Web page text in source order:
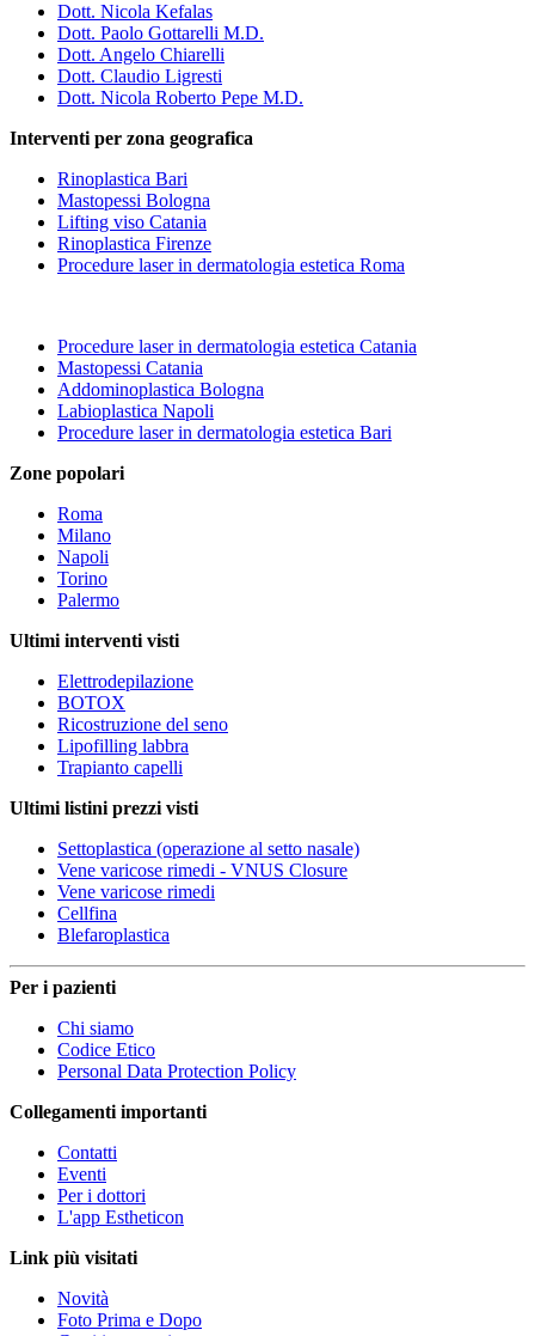
Dott. Nicola Kefalas
Dott. Paolo Gottarelli M.D.
Dott. Angelo Chiarelli
Dott. Claudio Ligresti
Dott. Nicola Roberto Pepe M.D.
Interventi per zona geografica
Rinoplastica Bari
Mastopessi Bologna
Lifting viso Catania
Rinoplastica Firenze
Procedure laser in dermatologia estetica Roma
Procedure laser in dermatologia estetica Catania
Mastopessi Catania
Addominoplastica Bologna
Labioplastica Napoli
Procedure laser in dermatologia estetica Bari
Zone popolari
Roma
Milano
Napoli
Torino
Palermo
Ultimi interventi visti
Elettrodepilazione
BOTOX
Ricostruzione del seno
Lipofilling labbra
Trapianto capelli
Ultimi listini prezzi visti
Settoplastica (operazione al setto nasale)
Vene varicose rimedi - VNUS Closure
Vene varicose rimedi
Cellfina
Blefaroplastica
Per i pazienti
Chi siamo
Codice Etico
Personal Data Protection Policy
Collegamenti importanti
Contatti
Eventi
Per i dottori
L'app Estheticon
Link più visitati
Novità
Foto Prima e Dopo